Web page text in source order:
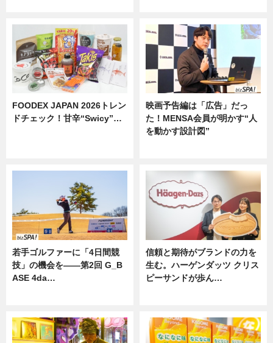
FOODEX JAPAN 2026トレン
ドチェック！甘辛“Swicy”…
映画予告編は「広告」だっ
た！MENSA会員が明かす“人
を動かす設計図”
若手ゴルファーに「4日間競
技」の機会を——第2回 G_B
ASE 4da…
信頼と期待がブランドの力を
生む。ハーゲンダッツ クリス
ピーサンドが歩ん…